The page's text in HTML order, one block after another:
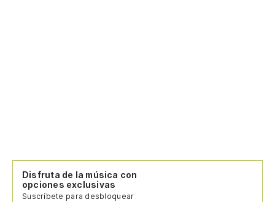
Disfruta de la música con
opciones exclusivas
Suscríbete para desbloquear